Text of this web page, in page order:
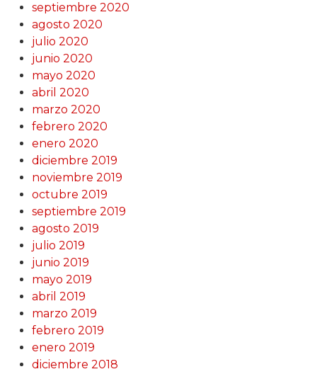
septiembre 2020
agosto 2020
julio 2020
junio 2020
mayo 2020
abril 2020
marzo 2020
febrero 2020
enero 2020
diciembre 2019
noviembre 2019
octubre 2019
septiembre 2019
agosto 2019
julio 2019
junio 2019
mayo 2019
abril 2019
marzo 2019
febrero 2019
enero 2019
diciembre 2018